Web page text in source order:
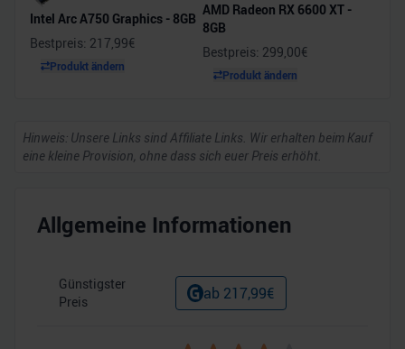
Intel Arc A750 Graphics - 8GB
Bestpreis: 217,99€
Produkt ändern
AMD Radeon RX 6600 XT -
8GB
Bestpreis: 299,00€
Produkt ändern
Hinweis: Unsere Links sind Affiliate Links. Wir erhalten beim Kauf
eine kleine Provision, ohne dass sich euer Preis erhöht.
Allgemeine Informationen
Günstigster
Preis
ab 217,99€